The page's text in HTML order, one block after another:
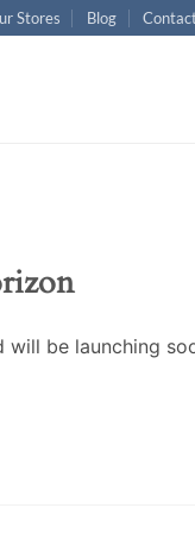
Stores Blog
will be launching